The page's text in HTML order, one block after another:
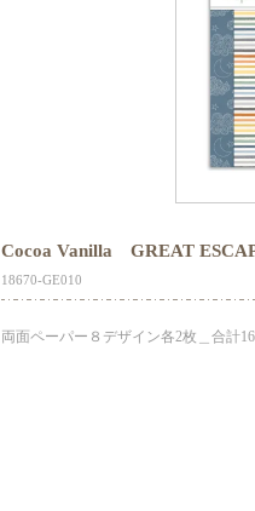
Cocoa Vanilla GREAT
18670-GE010
両面ペーパー８デザイン各2枚＿合計